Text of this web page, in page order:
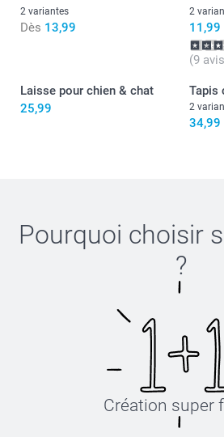
2 variantes
Dès 13,99
2
11,99
(9
Laisse pour chien & chat
25,99
Tapis
2
34,99
Pourquoi choisir
?
Création super